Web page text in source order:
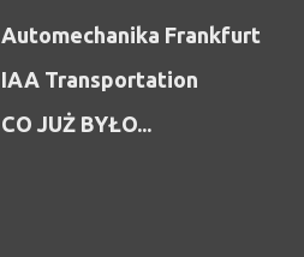
Automechanika Frankfurt
IAA Transportation
CO JUŻ BYŁO...